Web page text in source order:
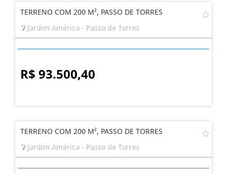
TERRENO COM 200 M², PASSO DE TORRES
Jardim América - Passo de Torres
R$ 93.500,40
TERRENO COM 200 M², PASSO DE TORRES
Jardim América - Passo de Torres